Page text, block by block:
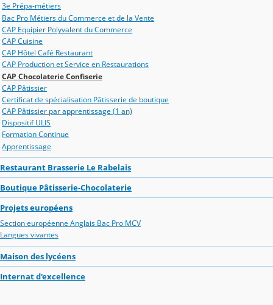
3e Prépa-métiers
Bac Pro Métiers du Commerce et de la Vente
CAP Equipier Polyvalent du Commerce
CAP Cuisine
CAP Hôtel Café Restaurant
CAP Production et Service en Restaurations
CAP Chocolaterie Confiserie
CAP Pâtissier
Certificat de spécialisation Pâtisserie de boutique
CAP Pâtissier par apprentissage (1 an)
Dispositif ULIS
Formation Continue
Apprentissage
Restaurant Brasserie Le Rabelais
Boutique Pâtisserie-Chocolaterie
Projets européens
Section européenne Anglais Bac Pro MCV
Langues vivantes
Maison des lycéens
Internat d'excellence